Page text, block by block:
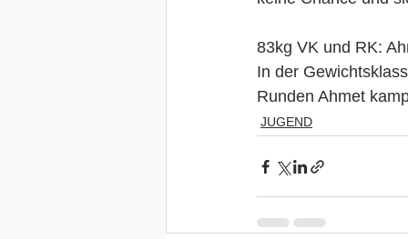
83kg VK und RK:
In der
Runden Ahmet
JUGEND